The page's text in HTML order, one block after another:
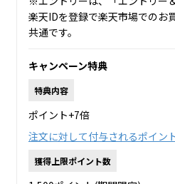
楽天IDを登録で楽天市場でのお
共通です。
キャンペーン特典
特典内容
ポイント+7倍
注文に対して付与されるポイン
獲得上限ポイント数